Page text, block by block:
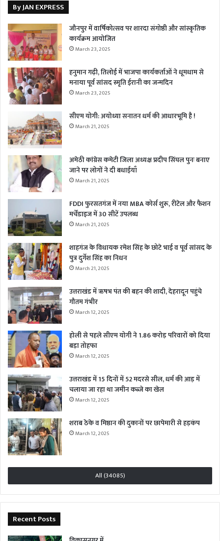
By JAN EXPRESS
जौनपुर में वार्षिकोत्सव पर शारदा संगोष्ठी और सांस्कृतिक
कार्यक्रम आयोजित
March 23, 2025
हनुमान गढ़ी, तिलोई में भाजपा कार्यकर्ताओं ने धूमधाम से
मनाया पूर्व सांसद स्मृति ईरानी का जन्मदिन
March 23, 2025
सीएम योगी: अयोध्या सनातन धर्म की आधारभूमि है !
March 21, 2025
अमेठी कांग्रेस कमेटी जिला अध्यक्ष प्रदीप सिंघल पुनः बनाए
जाने पर लोगों ने दी बधाईयाँ
March 21, 2025
FDDI फुरसतगंज में नया MBA कोर्स शुरू, रीटेल और फैशन
मर्चेंडाइज में 30 सीटें उपलब्ध
March 21, 2025
शाहगंज के विधायक रमेश सिंह के छोटे भाई व पूर्व सांसद के
पुत्र दुर्गेश सिंह का निधन
March 21, 2025
उत्तराखंड में ऋषभ पंत की बहन की शादी, देहरादून पहुंचे
गौतम गंभीर
March 12, 2025
होली से पहले सीएम योगी ने 1.86 करोड़ परिवारों को दिया
बड़ा तोहफा
March 12, 2025
उत्तराखंड में 15 दिनों में 52 मदरसे सील, धर्म की आड़ में
चलाया जा रहा था जमीन कब्जे का खेल
March 12, 2025
शराब ठेके व मिष्ठान की दुकानों पर छापेमारी से हड़कंप
March 12, 2025
All (34085)
Recent Posts